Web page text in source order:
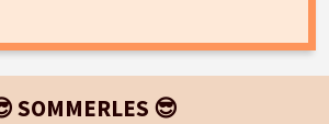
SOMMERLES 😎